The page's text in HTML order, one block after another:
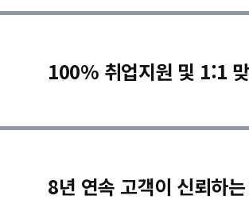
100% 취업지원 및 1:1
8년 연속 고객이 신뢰하